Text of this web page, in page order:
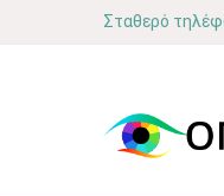
Σταθερό